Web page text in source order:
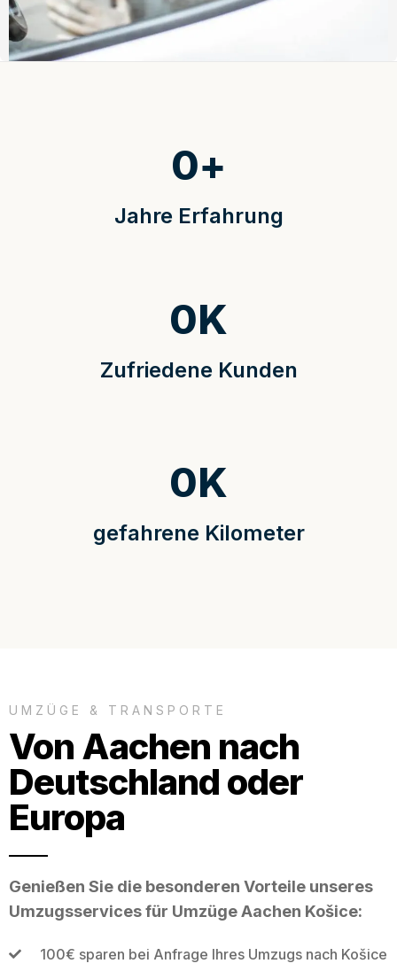
Jahre Erfahrung
0+
Zufriedene Kunden
0K
gefahrene Kilometer
0K
UMZÜGE & TRANSPORTE
Von Aachen nach
Deutschland oder
Europa
Genießen Sie die besonderen Vorteile unseres
Umzugsservices für Umzüge Aachen Košice:
100€ sparen bei Anfrage Ihres Umzugs nach Košice